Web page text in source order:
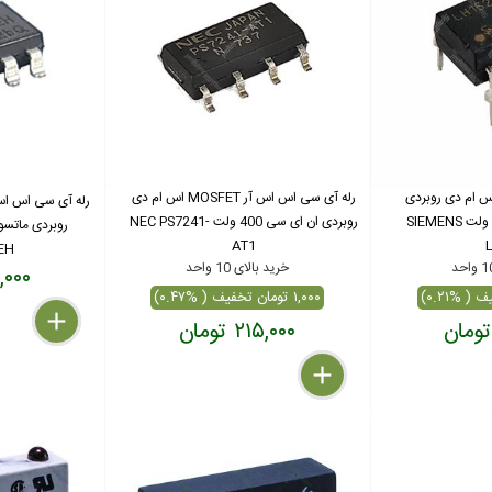
ام دی روبردی
MOSFET زیمنس 350 ولت SIEMENS
رله آی سی اس اس آر MOSFET اس ام دی
روبردی ان ای سی 400 ولت NEC PS7241-
AT1
خرید بالای 10 واحد
۱,۰۰۰ تومان تخفیف ( %۰.۴۷)
۲۱۵,۰۰۰ تومان
delete
remove
add
delete
remove
add